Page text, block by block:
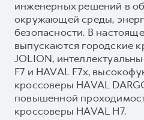
инженерных решений в
окружающей среды,
безопасности. В
выпускаются городские
JOLION,
F7 и HAVAL F7x,
кроссоверы HAVAL
повышенной
кроссоверы HAVAL H7.